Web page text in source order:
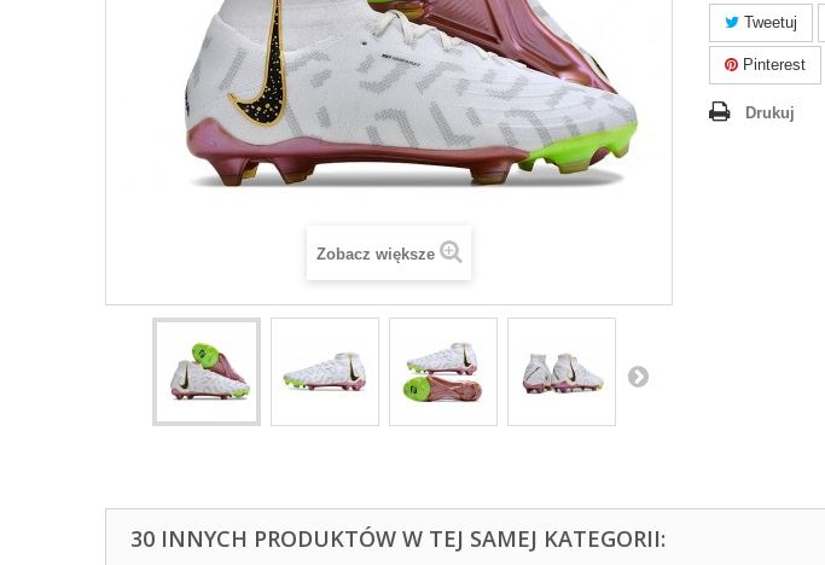
Zobacz większe
Tweetuj
Pinterest
Drukuj
30 INNYCH PRODUKTÓW W TEJ SAMEJ KATEGORII: